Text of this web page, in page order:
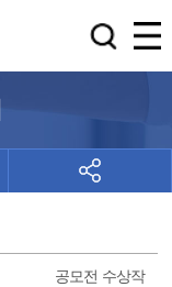
공모전 수상작